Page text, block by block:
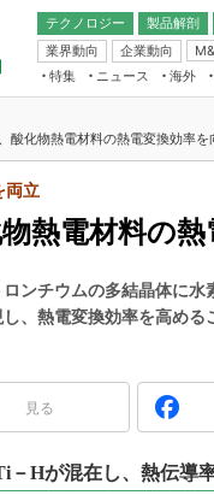
テクノロジー 製品解剖
／エネルギー
アナログ
マイコン
業界動向
企業動向
特集 ニュース 海外
福田昭のデバイス通信
湯之上隆のナノフォーカス
大山聡の業界スコープ
リタイア直前エンジニアの社会
学漂流記
踊るバズワード ～Behind the
Buzzword
で起こること
電子ブックレット
酸化物熱電材料の熱電変換効率を
熱電材料の
両立
ンチウムの多結晶体に
、熱電変換効率を高める
見る
－Hが混在し、熱伝導